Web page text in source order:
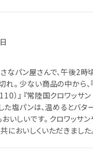
なパン屋さんで、午後2時
。 少ない商品の中から、
）』 『常陸国クロワッサン
た塩パンは、温めるとバ
いしいです。 クロワッサ
においしくいただきました